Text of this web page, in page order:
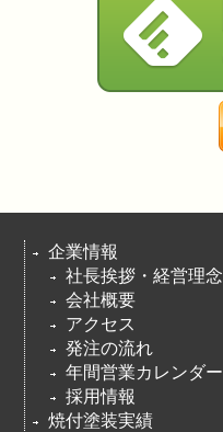
企業情報
社長挨拶・経営理念
会社概要
アクセス
発注の流れ
年間営業カレンダー
採用情報
焼付塗装実績